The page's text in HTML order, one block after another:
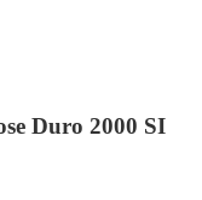
Duro 2000 SI